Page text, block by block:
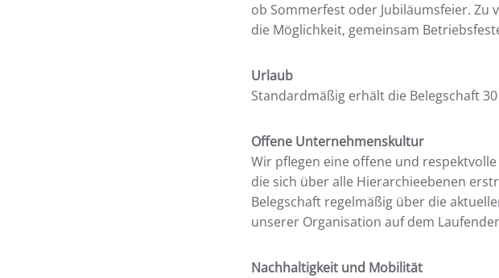
ob Sommerfest oder Jubiläumsfeier. Zu
die Möglichkeit, gemeinsam
Urlaub
Standardmäßig erhält die Belegschaft
Offene Unternehmenskultur
Wir pflegen eine offene und
die sich über alle Hierarchieebenen
Belegschaft regelmäßig über die
unserer Organisation auf dem
Nachhaltigkeit und Mobilität